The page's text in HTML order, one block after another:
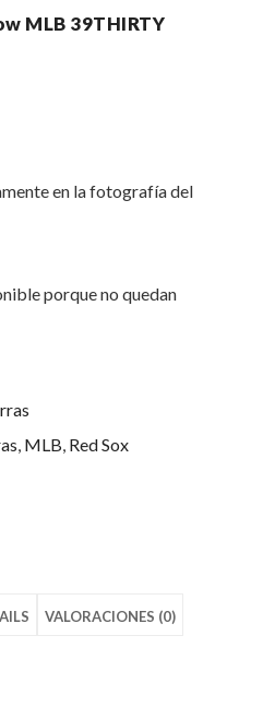
MLB 39THIRTY
en la fotografía del
porque no quedan
, MLB, Red Sox
VALORACIONES (0)